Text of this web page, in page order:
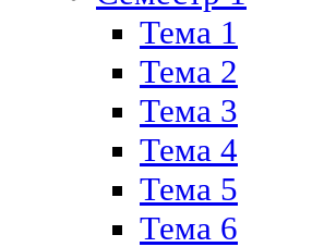
Тема 1
Тема 2
Тема 3
Тема 4
Тема 5
Тема 6